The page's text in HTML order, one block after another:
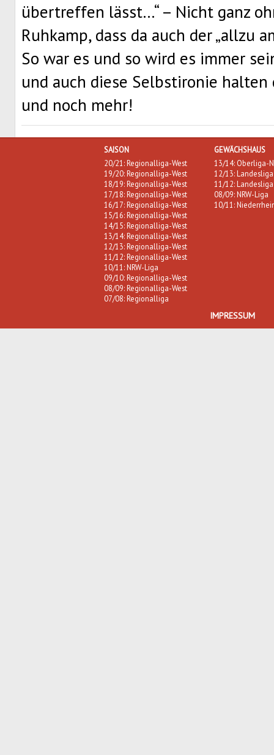
übertreffen lässt…“ – Nicht ganz
Ruhkamp, dass da auch der „allzu
So war es und so wird es immer
und auch diese Selbstironie halten
und noch mehr!
SAISON
20/21: Regionalliga-West
19/20: Regionalliga-West
18/19: Regionalliga-West
17/18: Regionalliga-West
16/17: Regionalliga-West
15/16: Regionalliga-West
14/15: Regionalliga-West
13/14: Regionalliga-West
12/13: Regionalliga-West
11/12: Regionalliga-West
10/11: NRW-Liga
09/10: Regionalliga-West
08/09: Regionalliga-West
07/08: Regionalliga
GEWÄCHSHAUS
13/14: Oberliga-
12/13: Landesliga
11/12: Landesliga
08/09: NRW-Liga
10/11:
IMPRESSUM